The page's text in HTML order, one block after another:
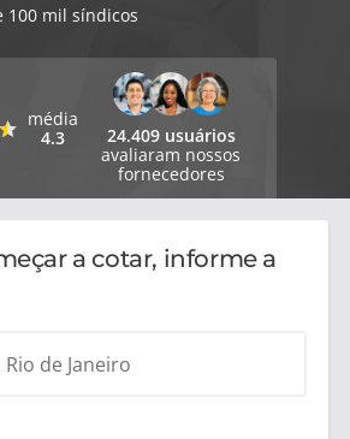
100 mil síndicos
média
4.3
24.409 usuários
avaliaram nossos
fornecedores
a cotar, informe a
Rio de Janeiro